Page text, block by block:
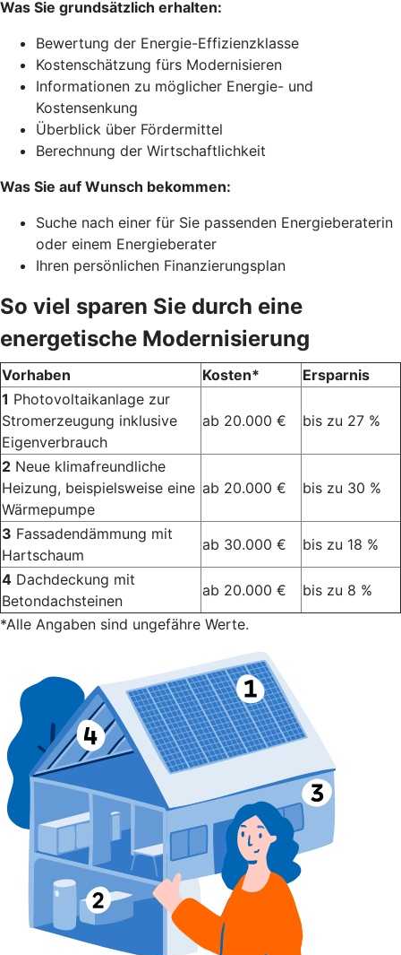
Was Sie grundsätzlich erhalten:
Bewertung der Energie-Effizienzklasse
Kostenschätzung fürs Modernisieren
Informationen zu möglicher Energie- und
Kostensenkung
Überblick über Fördermittel
Berechnung der Wirtschaftlichkeit
Was Sie auf Wunsch bekommen:
Suche nach einer für Sie passenden Energieberaterin
oder einem Energieberater
Ihren persönlichen Finanzierungsplan
So viel sparen Sie durch eine
energetische Modernisierung
Vorhaben Kosten*
Ersparnis
1 Photovoltaikanlage zur
Stromerzeugung inklusive
Eigenverbrauch
ab 20.000 € bis zu 27 %
2 Neue klimafreundliche
Heizung, beispielsweise eine
Wärmepumpe
ab 20.000 € bis zu 30 %
3 Fassadendämmung mit
Hartschaum
ab 30.000 €
bis zu 18 %
4 Dachdeckung mit
Betondachsteinen
ab 20.000 €
bis zu 8 %
*Alle Angaben sind ungefähre Werte.